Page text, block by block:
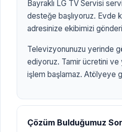
ANASAYFA TV MARKALARI
Bayraklı LG TV Servisi
desteğe başlıyoruz. Evde
adresinize ekibimizi
Televizyonunuzu yerinde
ediyoruz. Tamir ücretini
işlem başlamaz. Atölyeye
Çözüm Bulduğumuz